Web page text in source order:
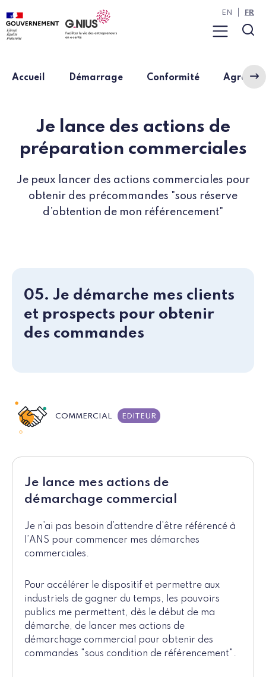
Panneau de gestion des cookies
Aller au contenu
Aller à la navigation
Menu
EN FR
Accueil Démarrage Conformité
Je lance des actions de
préparation commerciales
Je peux lancer des actions commerciales pour
obtenir des précommandes "sous réserve
d’obtention de mon référencement"
05. Je démarche mes clients
et prospects pour obtenir
des commandes
COMMERCIAL EDITEUR
Je lance mes actions de
démarchage commercial
Je n’ai pas besoin d’attendre d’être référencé à
l’ANS pour commencer mes démarches
commerciales.
Pour accélérer le dispositif et permettre aux
industriels de gagner du temps, les pouvoirs
publics me permettent, dès le début de ma
démarche, de lancer mes actions de
démarchage commercial pour obtenir des
commandes "sous condition de référencement".